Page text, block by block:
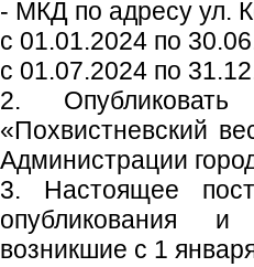
- МКД по адресу ул.
с 01.01.2024 по
с 01.07.2024 по
2.
«Похвистневский
Администрации
3. Настоящее
опубликования и
возникшие с 1